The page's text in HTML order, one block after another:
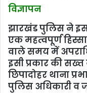
विज्ञापन
झारखंड पुलिस ने
एक महत्वपूर्ण
वाले समय में
इसी प्रकार की सख्त
छिपादोहर थाना
पुलिस अधिकारी व